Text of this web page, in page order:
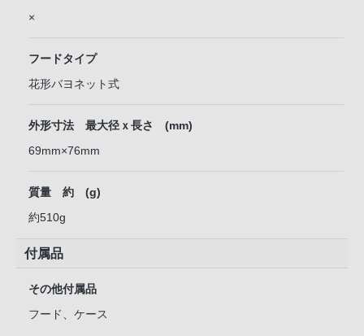
×
フードタイプ
花形バヨネット式
外形寸法 最大径ｘ長さ (mm)
69mm×76mm
質量 約 (g)
約510g
付属品
その他付属品
フード、ケース